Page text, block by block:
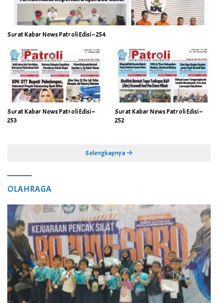
Surat Kabar News Patroli Edisi – 254
Surat Kabar News Patroli Edisi –
253
Surat Kabar News Patroli Edisi –
252
Selengkapnya
OLAHRAGA